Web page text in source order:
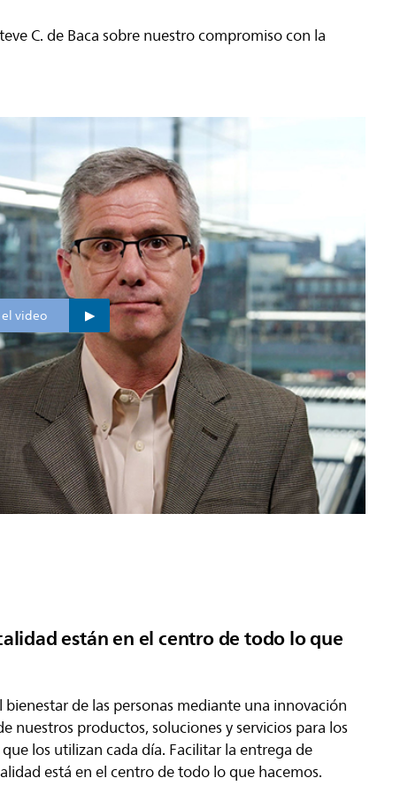
C. de Baca sobre nuestro compromiso con la
video
están en el centro de todo lo que
de las personas mediante una innovación
nuestros productos, soluciones y servicios para los
los utilizan cada día. Facilitar la entrega de
está en el centro de todo lo que hacemos.